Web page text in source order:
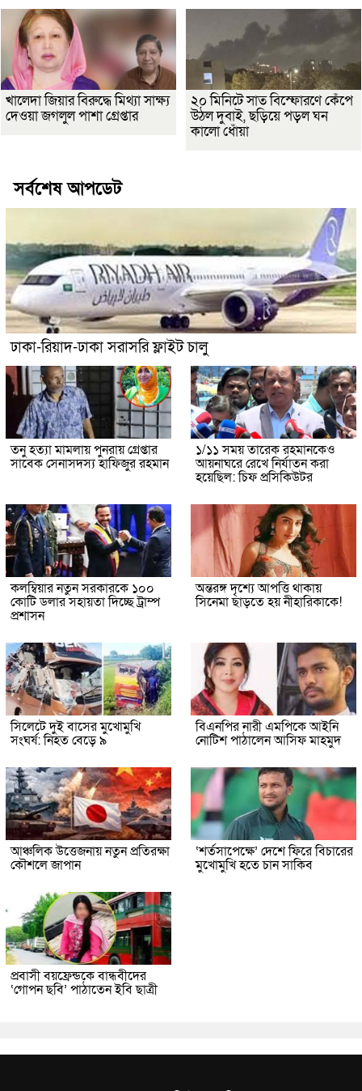
খালেদা জিয়ার বিরুদ্ধে মিথ্যা সাক্ষ্য
দেওয়া জগলুল পাশা গ্রেপ্তার
২০ মিনিটে সাত বিস্ফোরণে কেঁপে
উঠল দুবাই, ছড়িয়ে পড়ল ঘন
কালো ধোঁয়া
সর্বশেষ আপডেট
ঢাকা-রিয়াদ-ঢাকা সরাসরি ফ্লাইট চালু
তনু হত্যা মামলায় পুনরায় গ্রেপ্তার
সাবেক সেনাসদস্য হাফিজুর রহমান
১/১১ সময় তারেক রহমানকেও
আয়নাঘরে রেখে নির্যাতন করা
হয়েছিল: চিফ প্রসিকিউটর
কলম্বিয়ার নতুন সরকারকে ১০০
কোটি ডলার সহায়তা দিচ্ছে ট্রাম্প
প্রশাসন
অন্তরঙ্গ দৃশ্যে আপত্তি থাকায়
সিনেমা ছাড়তে হয় নীহারিকাকে!
সিলেটে দুই বাসের মুখোমুখি
সংঘর্ষ: নিহত বেড়ে ৯
বিএনপির নারী এমপিকে আইনি
নোটিশ পাঠালেন আসিফ মাহমুদ
আঞ্চলিক উত্তেজনায় নতুন প্রতিরক্ষা
কৌশলে জাপান
‘শর্তসাপেক্ষে’ দেশে ফিরে বিচারের
মুখোমুখি হতে চান সাকিব
প্রবাসী বয়ফ্রেন্ডকে বান্ধবীদের
‘গোপন ছবি’ পাঠাতেন ইবি ছাত্রী